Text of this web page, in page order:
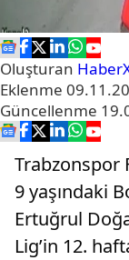
Oluşturan
Eklenme
Güncellenme
Trabzonspor
9 yaşındaki
Ertuğrul
Lig’in 12.